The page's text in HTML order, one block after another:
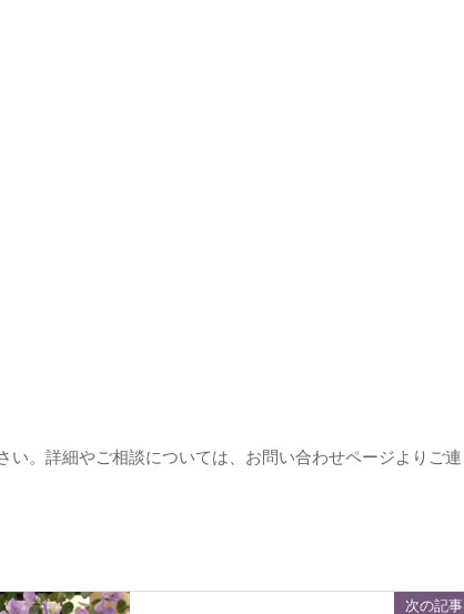
い。詳細やご相談については、お問い合わせページよりご連
次の記事